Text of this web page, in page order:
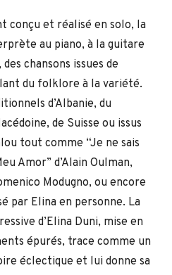
conçu et réalisé en solo, la
au piano, à la guitare
chansons issues de
du folklore à la variété.
d’Albanie, du
de Suisse ou issus
tout comme “Je ne sais
Amor” d’Alain Oulman,
Modugno, ou encore
par Elina en personne. La
d’Elina Duni, mise en
épurés, trace comme un
éclectique et lui donne sa